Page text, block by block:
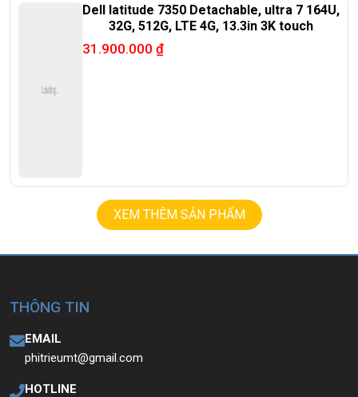
Dell latitude 7350 Detachable, ultra 7 164U,
32G, 512G, LTE 4G, 13.3in 3K touch
31.900.000 ₫
XEM THÊM SẢN PHẨM
THÔNG TIN
EMAIL
phitrieumt@gmail.com
HOTLINE